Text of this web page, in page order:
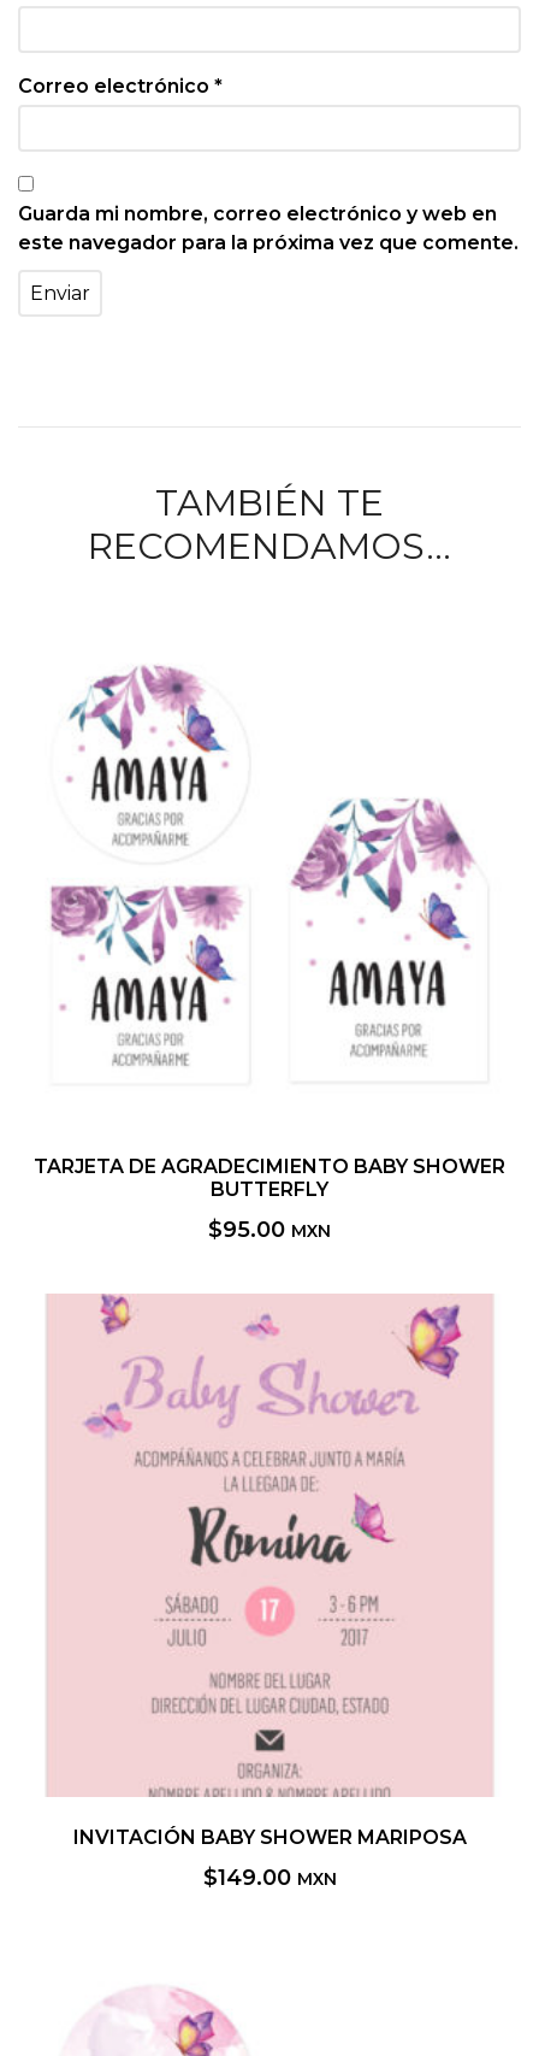
Correo electrónico *
Guarda mi nombre, correo electrónico y web en
este navegador para la próxima vez que comente.
TAMBIÉN TE
RECOMENDAMOS…
TARJETA DE AGRADECIMIENTO BABY SHOWER
BUTTERFLY
$95.00 MXN
INVITACIÓN BABY SHOWER MARIPOSA
$149.00 MXN